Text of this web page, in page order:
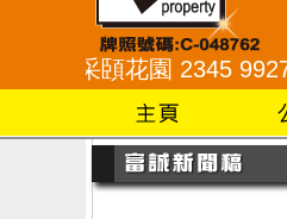
花園 2345 9927 /樂富